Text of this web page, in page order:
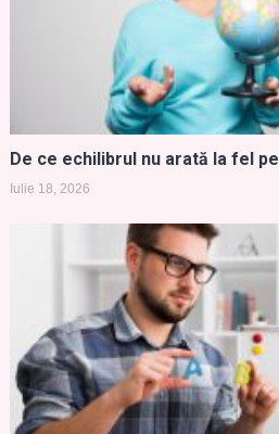
De ce echilibrul nu arată la fel
Iulie 18, 2026